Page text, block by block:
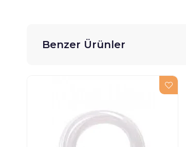
Benzer Ürünler